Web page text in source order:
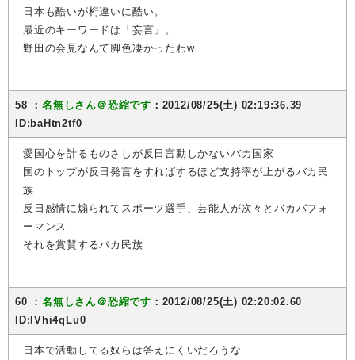
日本も酷いが桁違いに酷い。
最近のキーワードは「妄言」。
野田の会見なんて脚色凄かったわw
58 ：名無しさん＠恐縮です ：2012/08/25(土) 02:19:36.39
ID:baHtn2tf0
愛国心を計るものさしが反日言動しかないバカ国家
国のトップが反日発言をすればするほど支持率が上がるバカ民
族
反日感情に煽られてスポーツ選手、芸能人が次々とバカパフォ
ーマンス
それを賞賛するバカ民族
60 ：名無しさん＠恐縮です ：2012/08/25(土) 02:20:02.60
ID:IVhi4qLu0
日本で活動してる奴らは答えにくいだろうな